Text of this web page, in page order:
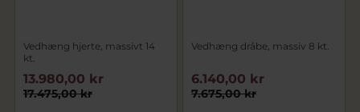
Vedhæng hjerte, massivt 14
kt.
17.475,00 kr
13.980,00 kr
Vedhæng dråbe, massiv 8 kt.
7.675,00 kr
6.140,00 kr